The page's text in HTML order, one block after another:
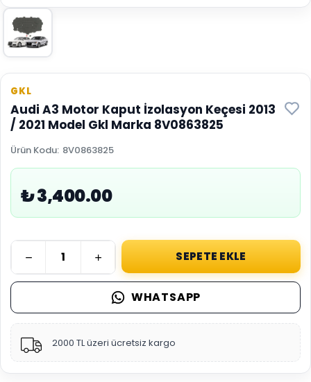
GKL
Audi A3 Motor Kaput İzolasyon Keçesi 2013
/ 2021 Model Gkl Marka 8V0863825
Ürün Kodu: 8V0863825
₺ 3,400.00
SEPETE EKLE
WHATSAPP
2000 TL üzeri ücretsiz kargo